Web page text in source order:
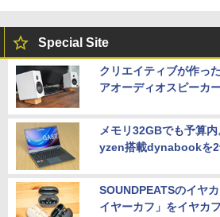
Special Site
クリエイティブが作っ
アオーディオスピーカ
メモリ32GBでも予算
yzen搭載dynabookを2
SOUNDPEATSのイヤ
イヤーカフ」をイヤカ